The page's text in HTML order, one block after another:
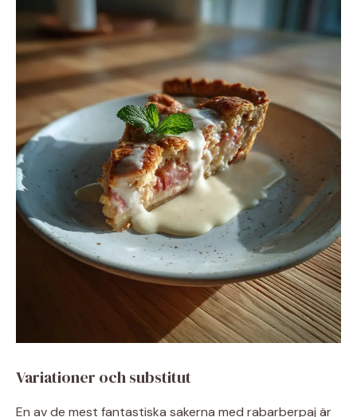
Variationer och substitut
En av de mest fantastiska sakerna med rabarberpaj är